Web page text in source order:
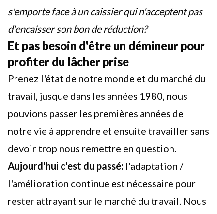
s'emporte face à un caissier qui n'acceptent pas
d'encaisser son bon de réduction?
Et pas besoin d'être un démineur pour
profiter du lâcher prise
Prenez l'état de notre monde et du marché du
travail, jusque dans les années 1980, nous
pouvions passer les premières années de
notre vie à apprendre et ensuite travailler sans
devoir trop nous remettre en question.
Aujourd'hui c'est du passé: l'adaptation /
l'amélioration continue est nécessaire pour
rester attrayant sur le marché du travail. Nous